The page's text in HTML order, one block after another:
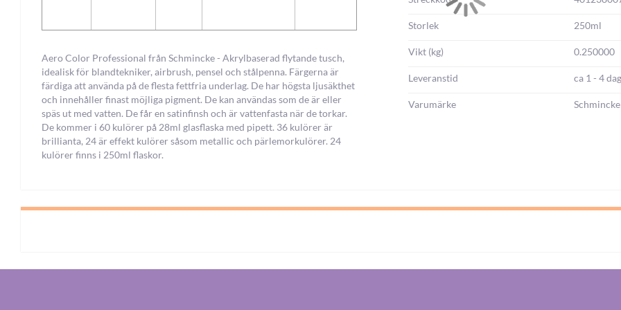
Aero Color Professional från Schmincke - Akrylbaserad flytande tusch,
idealisk för blandtekniker, airbrush, pensel och stålpenna. Färgerna är
färdiga att använda på de flesta fettfria underlag. De har högsta ljusäkthet
och innehåller finast möjliga pigment. De kan användas som de är eller
späs ut med vatten. De får en satinfinsh och är vattenfasta när de torkar.
De kommer i 60 kulörer på 28ml glasflaska med pipett. 36 kulörer är
brillianta, 24 är effekt kulörer såsom metallic och pärlemorkulörer. 24
kulörer finns i 250ml flaskor.
Storlek 250ml
Vikt (kg) 0.250000
Leveranstid ca 1 - 4
Varumärke Schmincke